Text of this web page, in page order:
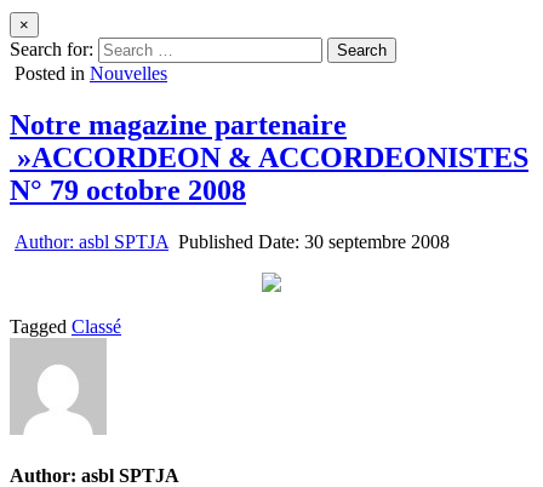
×
Search for:
Posted in Nouvelles
Notre magazine partenaire
»ACCORDEON & ACCORDEONISTES
N° 79 octobre 2008
Author: asbl SPTJA Published Date: 30 septembre 2008
Tagged Classé
Author: asbl SPTJA